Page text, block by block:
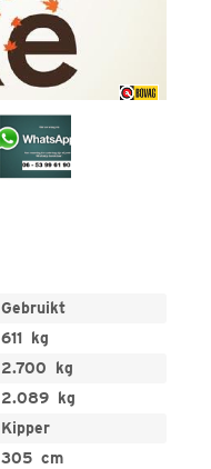
Gebruikt
611 kg
2.700 kg
2.089 kg
Kipper
305 cm